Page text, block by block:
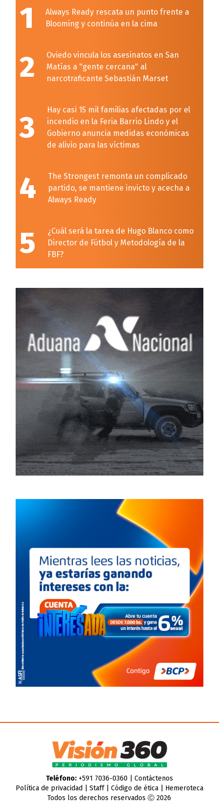
1
Always Ready rescata un punto frente a
Blooming y continúa en la cima
2
Oviedo vincula los asesinatos en San
Matías a "gente cercana" al
narcotraficante Sebastián Marset
3
Hay casi 15 mil familias afectadas por el
incendio en la Feria Barrio Lindo y el
Gobierno anuncia medidas económicas
de alivio para las víctimas
4
The Strongest remonta un complicado
partido, se mantiene invicto y acecha a
Always Ready
5
¿Cuál será la tarea de Hugo Blanco como
Director de Fútbol y Metodología de la
FBF?
Teléfono:+591 7036-0360 | Contáctenos
Política de privacidad
Staff| Código de ética| Hemeroteca
Todos los derechos reservados Ⓒ 2026